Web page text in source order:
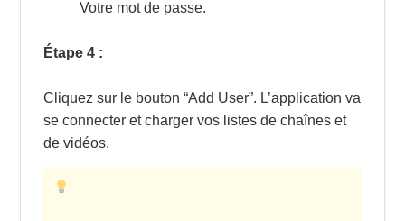
Votre mot de passe.
Étape 4 :
Cliquez sur le bouton “Add User”. L’application va
se connecter et charger vos listes de chaînes et
de vidéos.